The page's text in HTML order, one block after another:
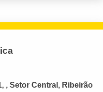
, Setor Central, Ribeirão